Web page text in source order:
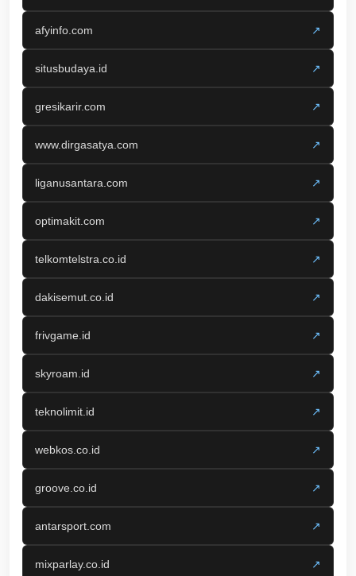
afyinfo.com ↗
situsbudaya.id ↗
gresikarir.com ↗
www.dirgasatya.com ↗
liganusantara.com ↗
optimakit.com ↗
telkomtelstra.co.id ↗
dakisemut.co.id ↗
frivgame.id ↗
skyroam.id ↗
teknolimit.id ↗
webkos.co.id ↗
groove.co.id ↗
antarsport.com ↗
mixparlay.co.id ↗